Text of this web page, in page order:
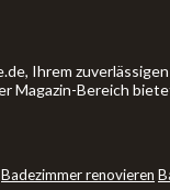
Ihrem
Magazin-Bereich
Badezimmer renovieren